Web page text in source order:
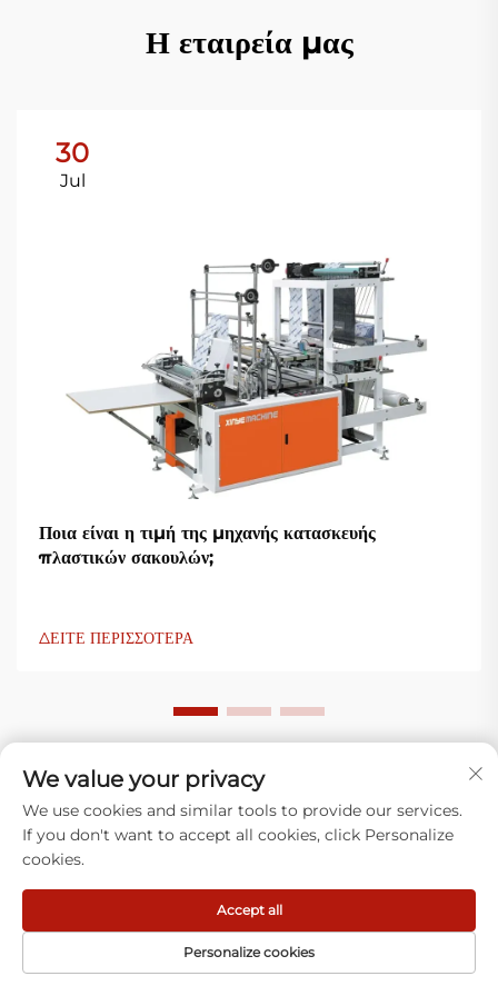
Η εταιρεία μας
30
Jul
Ποια είναι η τιμή της μηχανής κατασκευής
πλαστικών σακουλών;
ΔΕΙΤΕ ΠΕΡΙΣΣΟΤΕΡΑ
Τι λένε οι πελάτες μας
We value your privacy
We use cookies and similar tools to provide our services.
If you don't want to accept all cookies, click Personalize
cookies.
Personalize cookies
Accept all